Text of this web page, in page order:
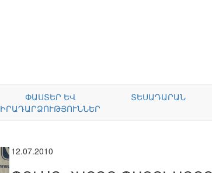
ՓԱՍՏԵՐ ԵՎ
ԻՐԱԴԱՐՁՈՒԹՅՈՒՆՆԵՐ
ՏԵՍԱԴԱՐԱՆ
12.07.2010